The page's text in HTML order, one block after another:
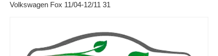
Volkswagen Fox 11/04-12/11 31